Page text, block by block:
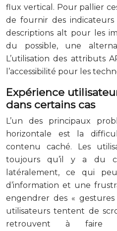
flux vertical. Pour pallier
de fournir des indicateurs
descriptions alt pour les
du possible, une
L’utilisation des attributs
l’accessibilité pour les
Expérience
dans certains cas
L’un des principaux
horizontale est la
contenu caché. Les
toujours qu’il y a du
latéralement, ce qui
d’information et une
engendrer des «
utilisateurs tentent de
retrouvent à faire